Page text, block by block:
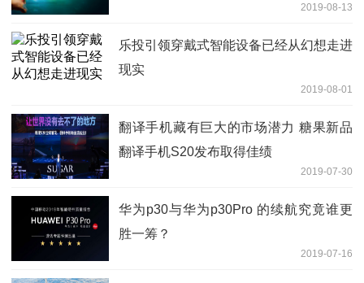
2019-08-13
乐投引领穿戴式智能设备已经从幻想走进
现实
2019-08-01
翻译手机藏有巨大的市场潜力 糖果新品
翻译手机S20发布取得佳绩
2019-07-30
华为p30与华为p30Pro 的续航究竟谁更
胜一筹？
2019-07-16